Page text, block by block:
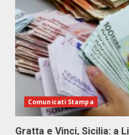
Comunicati Stampa
Gratta e Vinci, Sicilia: a